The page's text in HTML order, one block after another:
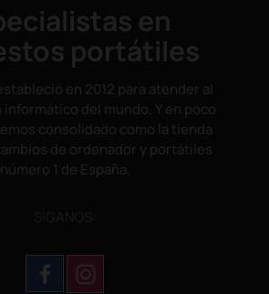
en
portátiles
en 2012 para atender al
del mundo. Y en poco
consolidado como la tienda
de ordenador y portátiles
número 1 de España.